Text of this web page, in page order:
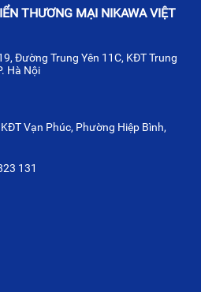
THƯƠNG MẠI NIKAWA VIỆT
Đường Trung Yên 11C, KĐT Trung
Hà Nội
Vạn Phúc, Phường Hiệp Bình,
131